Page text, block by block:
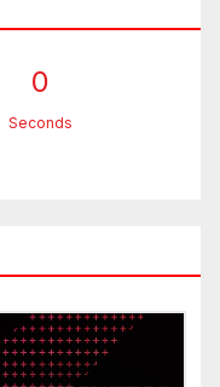
0
Seconds